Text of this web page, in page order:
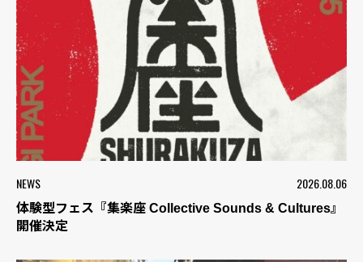
NEWS 2026.08.06
体験型フェス『集楽座 Collective Sounds & Cultures』
開催決定